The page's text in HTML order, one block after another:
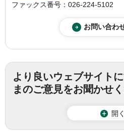
ファックス番号：026-224-5102
より良いウェブサイト
まのご意見をお聞かせ
開く